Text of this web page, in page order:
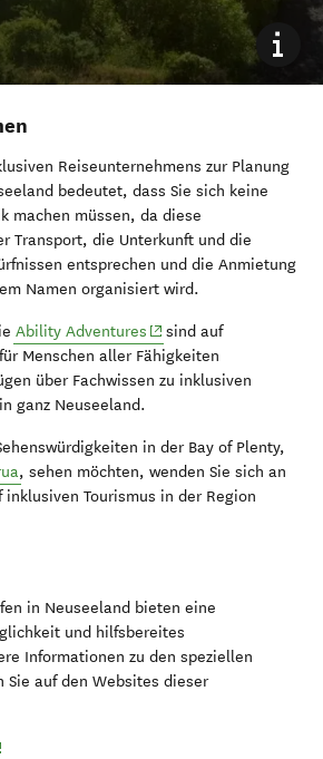
Reiseunternehmens zur Planung
bedeutet, dass Sie sich keine
machen müssen, da diese
Transport, die Unterkunft und die
entsprechen und die Anmietung
Namen organisiert wird.
Ability Adventures (opens in new window)
sind auf
Menschen aller Fähigkeiten
über Fachwissen zu inklusiven
ganz Neuseeland.
in der Bay of Plenty,
, sehen möchten, wenden Sie sich an
inklusiven Tourismus in der Region
in Neuseeland bieten eine
und hilfsbereites
Informationen zu den speziellen
Sie auf den Websites dieser
in new window)